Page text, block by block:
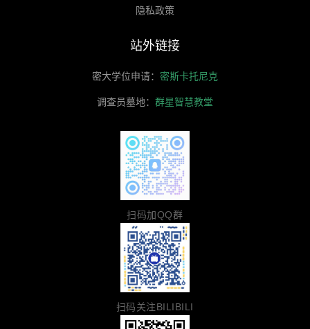
隐私政策
站外链接
密大学位申请： 密斯卡托尼克
调查员墓地： 群星智慧教堂
扫码加QQ群
扫码关注BILIBILI